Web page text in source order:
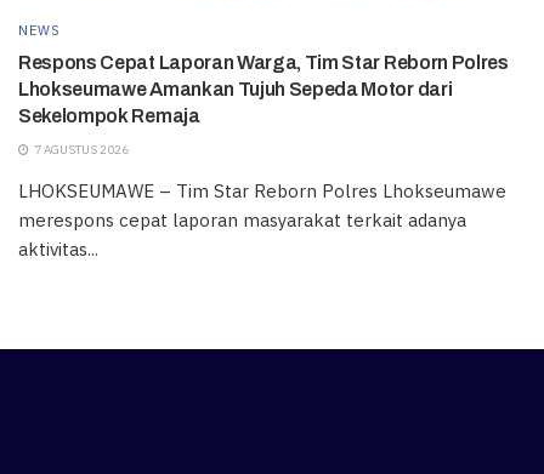
NEWS
Respons Cepat Laporan Warga, Tim Star Reborn Polres
Lhokseumawe Amankan Tujuh Sepeda Motor dari
Sekelompok Remaja
7 AGUSTUS 2026
LHOKSEUMAWE – Tim Star Reborn Polres Lhokseumawe
merespons cepat laporan masyarakat terkait adanya
aktivitas...